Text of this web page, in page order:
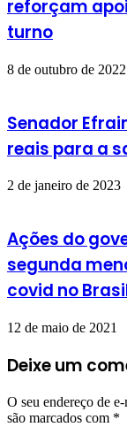
reforçam
turno
8 de outubro de 2022
Senador
reais para a
2 de janeiro de 2023
Ações do
segunda
covid no
12 de maio de 2021
Deixe um
O seu endereço de
são marcados com *